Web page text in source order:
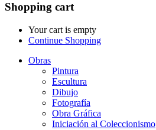
Shopping cart
Your cart is empty
Continue Shopping
Obras
Pintura
Escultura
Dibujo
Fotografía
Obra Gráfica
Iniciación al Coleccionismo